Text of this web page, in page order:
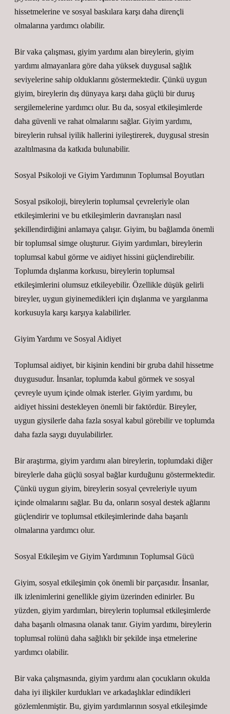
hissetmelerine ve sosyal baskılara karşı daha dirençli
olmalarına yardımcı olabilir.
Bir vaka çalışması, giyim yardımı alan bireylerin, giyim
yardımı almayanlara göre daha yüksek duygusal sağlık
seviyelerine sahip olduklarını göstermektedir. Çünkü uygun
giyim, bireylerin dış dünyaya karşı daha güçlü bir duruş
sergilemelerine yardımcı olur. Bu da, sosyal etkileşimlerde
daha güvenli ve rahat olmalarını sağlar. Giyim yardımı,
bireylerin ruhsal iyilik hallerini iyileştirerek, duygusal stresin
azaltılmasına da katkıda bulunabilir.
Sosyal Psikoloji ve Giyim Yardımının Toplumsal Boyutları
Sosyal psikoloji, bireylerin toplumsal çevreleriyle olan
etkileşimlerini ve bu etkileşimlerin davranışları nasıl
şekillendirdiğini anlamaya çalışır. Giyim, bu bağlamda önemli
bir toplumsal simge oluşturur. Giyim yardımları, bireylerin
toplumsal kabul görme ve aidiyet hissini güçlendirebilir.
Toplumda dışlanma korkusu, bireylerin toplumsal
etkileşimlerini olumsuz etkileyebilir. Özellikle düşük gelirli
bireyler, uygun giyinemedikleri için dışlanma ve yargılanma
korkusuyla karşı karşıya kalabilirler.
Giyim Yardımı ve Sosyal Aidiyet
Toplumsal aidiyet, bir kişinin kendini bir gruba dahil hissetme
duygusudur. İnsanlar, toplumda kabul görmek ve sosyal
çevreyle uyum içinde olmak isterler. Giyim yardımı, bu
aidiyet hissini destekleyen önemli bir faktördür. Bireyler,
uygun giysilerle daha fazla sosyal kabul görebilir ve toplumda
daha fazla saygı duyulabilirler.
Bir araştırma, giyim yardımı alan bireylerin, toplumdaki diğer
bireylerle daha güçlü sosyal bağlar kurduğunu göstermektedir.
Çünkü uygun giyim, bireylerin sosyal çevreleriyle uyum
içinde olmalarını sağlar. Bu da, onların sosyal destek ağlarını
güçlendirir ve toplumsal etkileşimlerinde daha başarılı
olmalarına yardımcı olur.
Sosyal Etkileşim ve Giyim Yardımının Toplumsal Gücü
Giyim, sosyal etkileşimin çok önemli bir parçasıdır. İnsanlar,
ilk izlenimlerini genellikle giyim üzerinden edinirler. Bu
yüzden, giyim yardımları, bireylerin toplumsal etkileşimlerde
daha başarılı olmasına olanak tanır. Giyim yardımı, bireylerin
toplumsal rolünü daha sağlıklı bir şekilde inşa etmelerine
yardımcı olabilir.
Bir vaka çalışmasında, giyim yardımı alan çocukların okulda
daha iyi ilişkiler kurdukları ve arkadaşlıklar edindikleri
gözlemlenmiştir. Bu, giyim yardımlarının sosyal etkileşimde